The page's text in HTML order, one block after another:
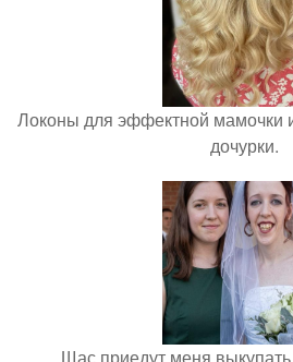
Локоны для эффектной мамочки
дочурки.